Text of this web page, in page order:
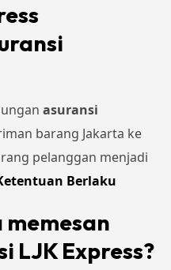
asuransi
barang Jakarta ke
pelanggan menjadi
Berlaku
LJK Express?